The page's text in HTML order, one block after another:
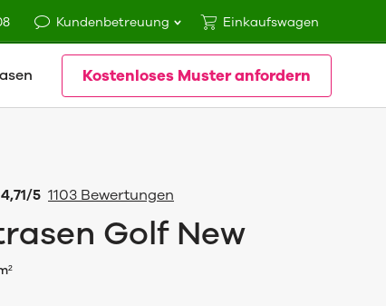
Kundenbetreuung Einkaufswagen
Kostenloses Muster anfordern
4,71/5 1103 Bewertungen
Golf New